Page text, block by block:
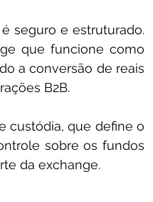
seguro e estruturado.
que funcione como
a conversão de reais
B2B.
custódia, que define o
sobre os fundos
da exchange.